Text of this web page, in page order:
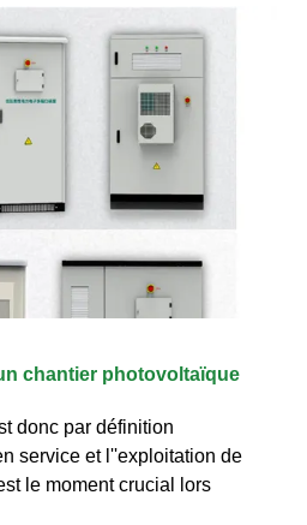
chantier photovoltaïque
donc par définition
service et l''exploitation de
le moment crucial lors